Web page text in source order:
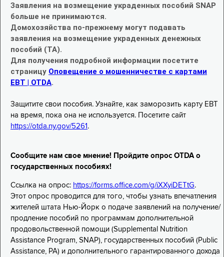
Заявления на возмещение украденных пособий SNAP
больше не принимаются.
Домохозяйства по-прежнему могут подавать
заявления на возмещение украденных денежных
пособий (TA).
Для получения подробной информации посетите
страницу Оповещение о мошенничестве с картами
EBT | OTDA.
Защитите свои пособия. Узнайте, как заморозить карту EBT
на время, пока она не используется. Посетите сайт
https://otda.ny.gov/5261 .
Сообщите нам свое мнение! Пройдите опрос OTDA о
государственных пособиях!
Ссылка на опрос: https://forms.office.com/g/iXXyiDETtG.
Этот опрос проводится для того, чтобы узнать впечатления
жителей штата Нью-Йорк о подаче заявлений на получение/
продление пособий по программам дополнительной
продовольственной помощи (Supplemental Nutrition
Assistance Program, SNAP), государственных пособий (Public
Assistance, PA) и дополнительного гарантированного дохода